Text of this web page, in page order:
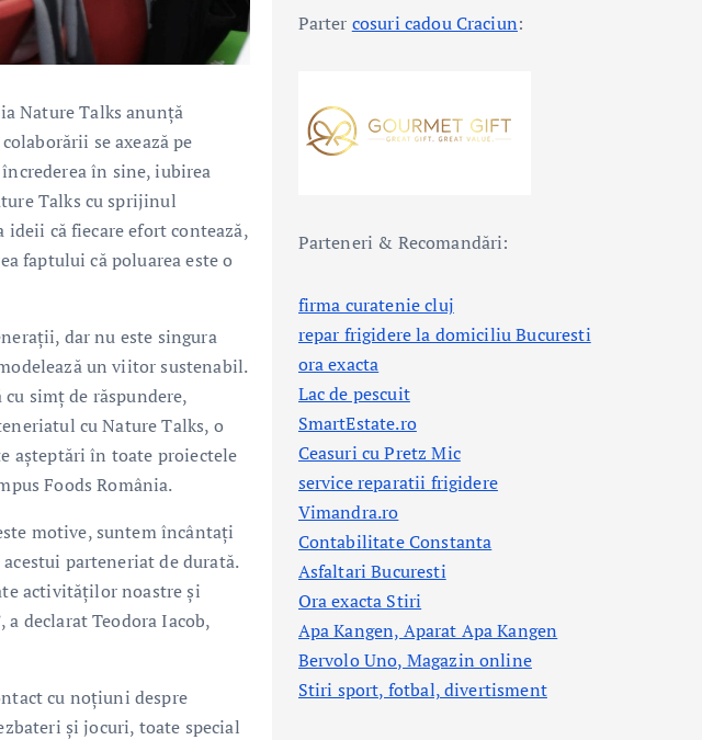
Nature Talks anunță
se axează pe
în sine, iubirea
Talks cu sprijinul
că fiecare efort contează,
faptului că poluarea este o
dar nu este singura
un viitor sustenabil.
simț de răspundere,
cu Nature Talks, o
așteptări în toate proiectele
Foods România.
motive, suntem încântați
parteneriat de durată.
activităților noastre și
declarat Teodora Iacob,
cu noțiuni despre
și jocuri, toate special
Parter cosuri cadou Craciun:
Parteneri & Recomandări:
firma curatenie cluj
repar frigidere la domiciliu Bucuresti
ora exacta
Lac de pescuit
SmartEstate.ro
Ceasuri cu Pretz Mic
service reparatii frigidere
Vimandra.ro
Contabilitate Constanta
Asfaltari Bucuresti
Ora exacta Stiri
Apa Kangen, Aparat Apa Kangen
Bervolo Uno, Magazin online
Stiri sport, fotbal,divertisment